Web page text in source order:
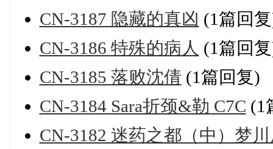
CN-3187 隐藏的真凶 (1篇回
CN-3186 特殊的病人 (1篇回
CN-3185 落败沈倩 (1篇回复)
CN-3184 Sara折颈&勒 C7C (1
CN-3182 迷药之都（中）梦